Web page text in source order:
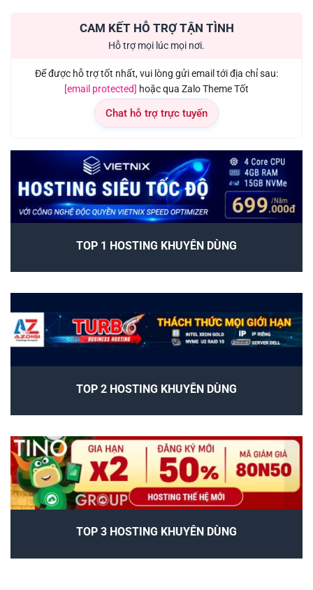
CAM KẾT HỖ TRỢ TẬN TÌNH
Hỗ trợ mọi lúc mọi nơi.
Để được hỗ trợ tốt nhất, vui lòng gửi email tới địa chỉ sau:
[email protected] hoặc qua Zalo Theme Tốt
Chat hỗ trợ trực tuyến
TOP 1 HOSTING KHUYÊN DÙNG
TOP 2 HOSTING KHUYÊN DÙNG
TOP 3 HOSTING KHUYÊN DÙNG